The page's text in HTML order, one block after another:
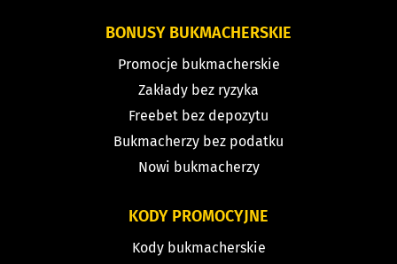
BONUSY BUKMACHERSKIE
Promocje bukmacherskie
Zakłady bez ryzyka
Freebet bez depozytu
Bukmacherzy bez podatku
Nowi bukmacherzy
KODY PROMOCYJNE
Kody bukmacherskie